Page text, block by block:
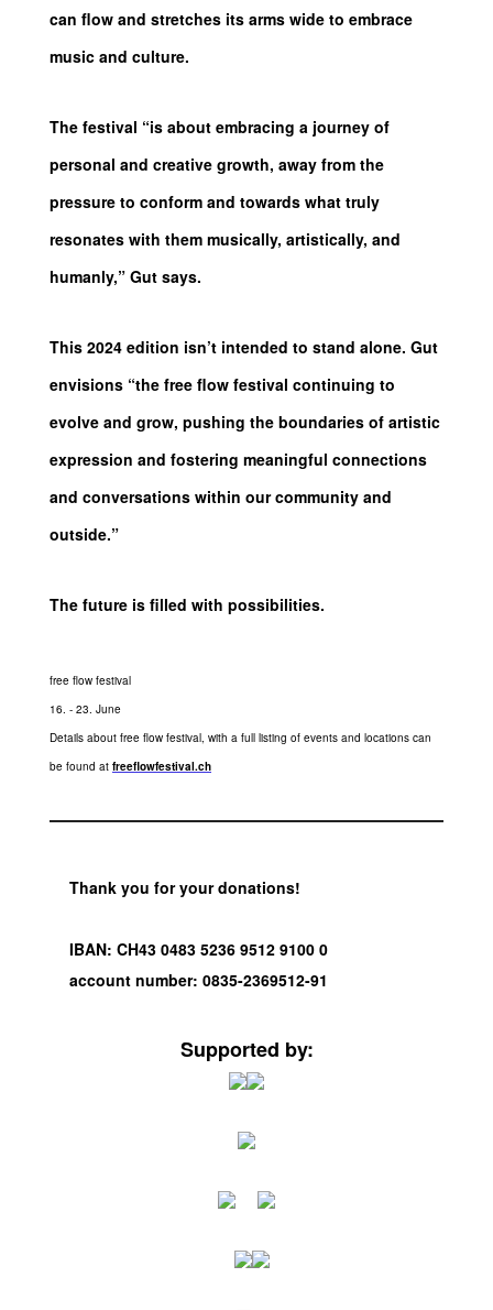
can flow and stretches its arms wide to embrace
music and culture.
The festival “is about embracing a journey of
personal and creative growth, away from the
pressure to conform and towards what truly
resonates with them musically, artistically, and
humanly,” Gut says.
This 2024 edition isn’t intended to stand alone. Gut
envisions “the free flow festival continuing to
evolve and grow, pushing the boundaries of artistic
expression and fostering meaningful connections
and conversations within our community and
outside.”
The future is filled with possibilities.
free flow festival
16. - 23. June
Details about free flow festival, with a full listing of events and locations can
be found at freeflowfestival.ch
Thank you for your donations!
IBAN: CH43 0483 5236 9512 9100 0
account number: 0835-2369512-91
Supported by: